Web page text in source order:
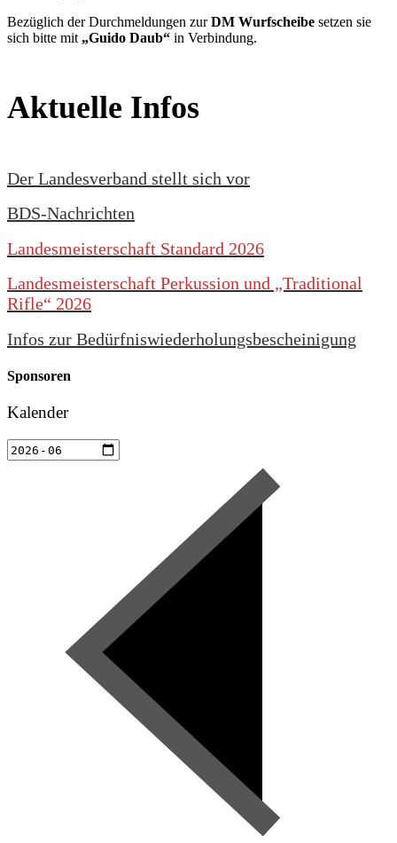
Bezüglich der Durchmeldungen zurDM Wurfscheibe setzen sie
sich bitte mit „Guido Daub“ in Verbindung.
Aktuelle Infos
Der Landesverband stellt sich vor
BDS-Nachrichten
Landesmeisterschaft Standard 2026
Landesmeisterschaft Perkussion und „Traditional
Rifle“ 2026
Infos zur Bedürfniswiederholungsbescheinigung
Sponsoren
Kalender